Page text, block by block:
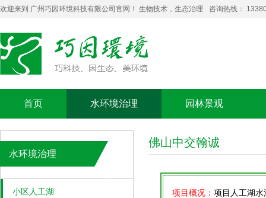
欢迎来到 广州巧因环境科技有限公司官网！ 生物技术，生态治理 咨询热线：
首页 水环境治理 园林景观
水环境治理
小区人工湖
佛山中交翰诚
项目概况： 项目人工湖